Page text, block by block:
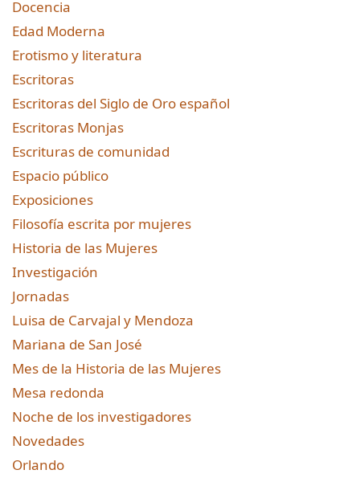
Docencia
Edad Moderna
Erotismo y literatura
Escritoras
Escritoras del Siglo de Oro español
Escritoras Monjas
Escrituras de comunidad
Espacio público
Exposiciones
Filosofía escrita por mujeres
Historia de las Mujeres
Investigación
Jornadas
Luisa de Carvajal y Mendoza
Mariana de San José
Mes de la Historia de las Mujeres
Mesa redonda
Noche de los investigadores
Novedades
Orlando